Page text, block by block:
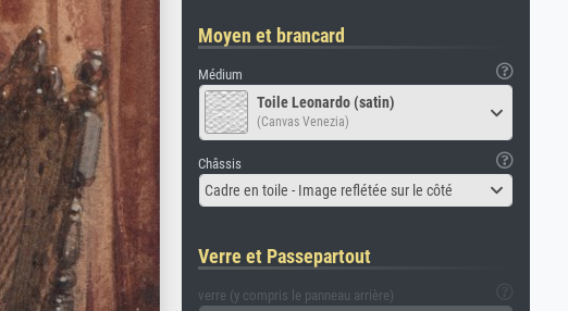
Moyen et brancard
Médium
Toile Leonardo (satin)
(Canvas Venezia)
Châssis
Cadre en toile - Image reflétée sur le côté
Verre et Passepartout
verre (y compris le panneau arrière)